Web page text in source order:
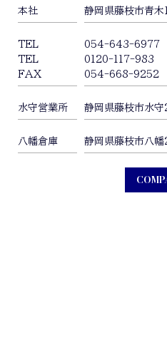
本社 静岡県藤枝市青
TEL
TEL
FAX
054-643-6977
0120-117-983
054-668-9252
水守営業所 静岡県藤枝市水守
八幡倉庫 静岡県藤枝市八幡